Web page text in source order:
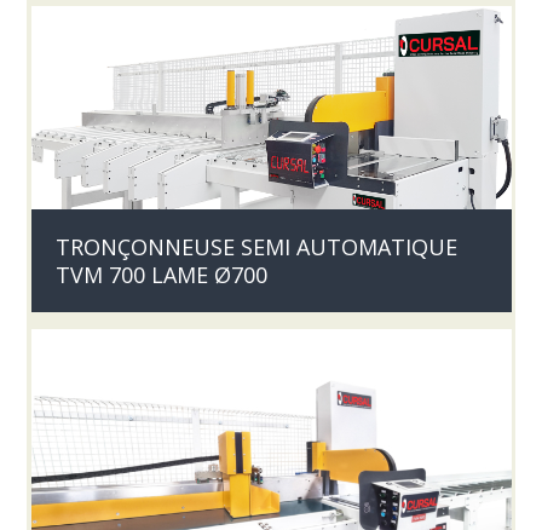
TRONÇONNEUSE SEMI AUTOMATIQUE
TVM 700 LAME Ø700